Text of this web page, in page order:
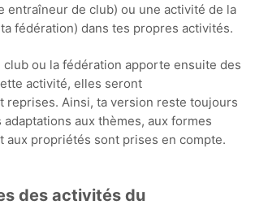
entraîneur de club) ou une activité de la
fédération) dans tes propres activités.
club ou la fédération apporte ensuite des
activité, elles seront
reprises. Ainsi, ta version reste toujours
adaptations aux thèmes, aux formes
aux propriétés sont prises en compte.
des activités du